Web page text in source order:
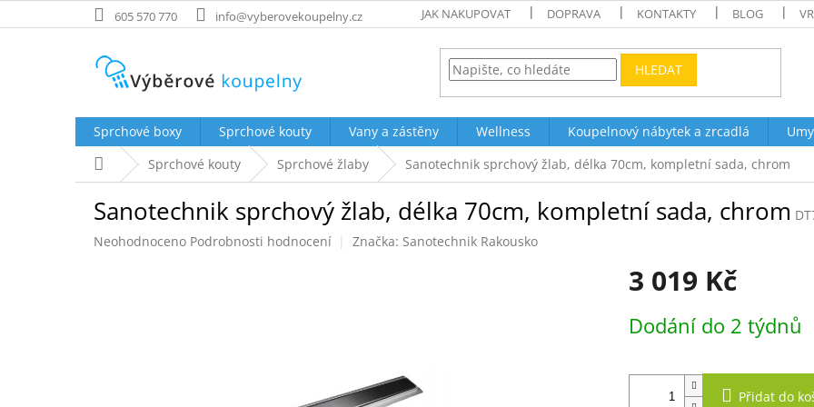
na
605 570 770 info@vyberovekoupelny.cz JAK NAKUPOVAT DOPRAVA KONTAKTY BLOG
HLEDAT
Sprchové boxy Sprchové kouty Vany a zástěny Wellness Koupelnový nábytek a zrcadlá
Domů Sprchové kouty Sprchové žlaby Sanotechnik sprchový žlab, délka 70cm, kompletní sada, chrom
Sanotechnik sprchový žlab, délka 70cm, kompletní sada, chrom
Průměrné
Neohodnoceno Podrobnosti hodnocení Značka: Sanotechnik Rakousko
3 019 Kč
cena:
Dodání do 2 týdnů
Přidat do